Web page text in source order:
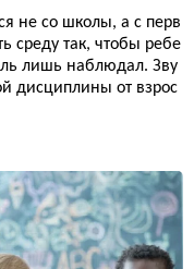
не со школы, а с перв
среду так, чтобы ребе
лишь наблюдал. Зву
дисциплины от взрос